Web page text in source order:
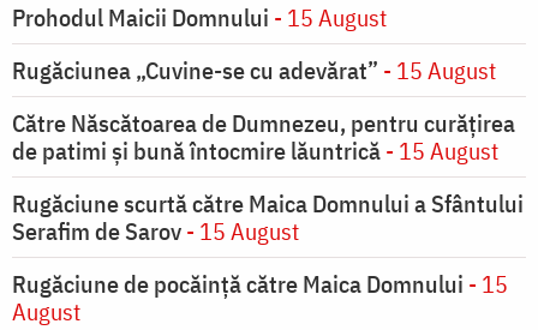
Prohodul Maicii Domnului - 15 August
Rugăciunea „Cuvine-se cu adevărat” - 15 August
Către Născătoarea de Dumnezeu, pentru curățirea
de patimi și bună întocmire lăuntrică- 15 August
Rugăciune scurtă către Maica Domnului a Sfântului
Serafim de Sarov- 15 August
Rugăciune de pocăinţă către Maica Domnului - 15
August